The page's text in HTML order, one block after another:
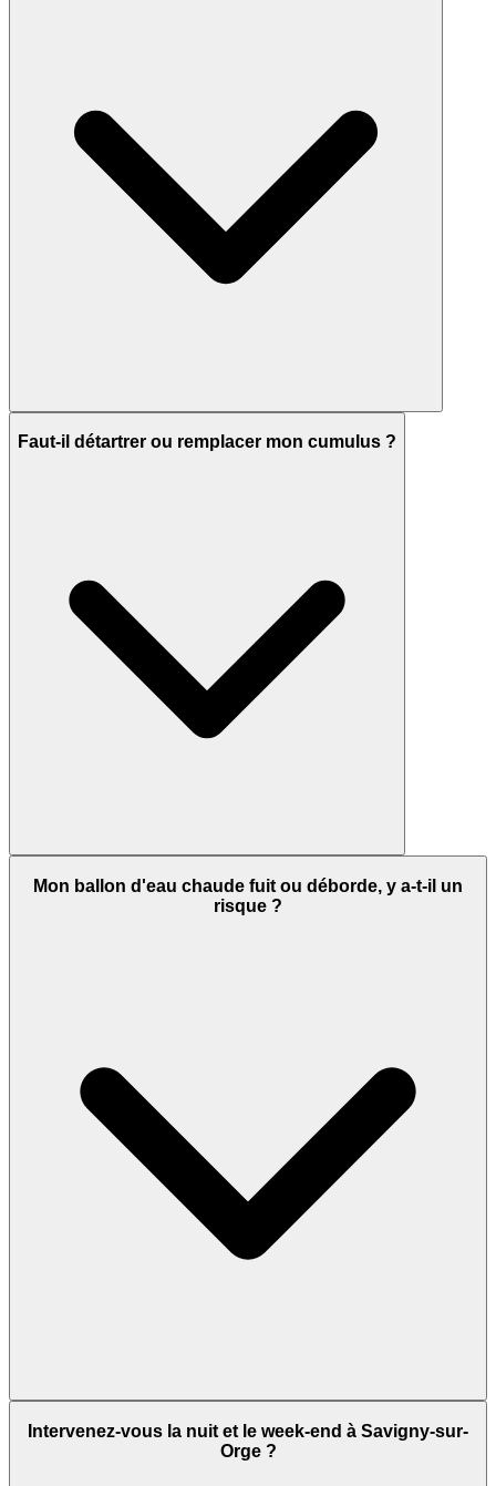
Faut-il détartrer ou remplacer mon cumulus ?
Mon ballon d'eau chaude fuit ou déborde, y a-t-il un
risque ?
Intervenez-vous la nuit et le week-end à Savigny-sur-
Orge ?